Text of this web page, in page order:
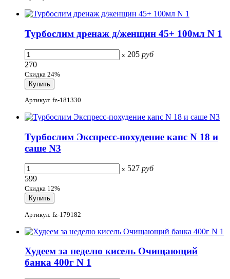
Турбослим дренаж д/женщин 45+ 100мл N 1
x 205 руб
270
Скидка 24%
Артикул: fz-181330
Турбослим Экспресс-похудение капс N 18 и
саше N3
x 527 руб
599
Скидка 12%
Артикул: fz-179182
Худеем за неделю кисель Очищающий
банка 400г N 1